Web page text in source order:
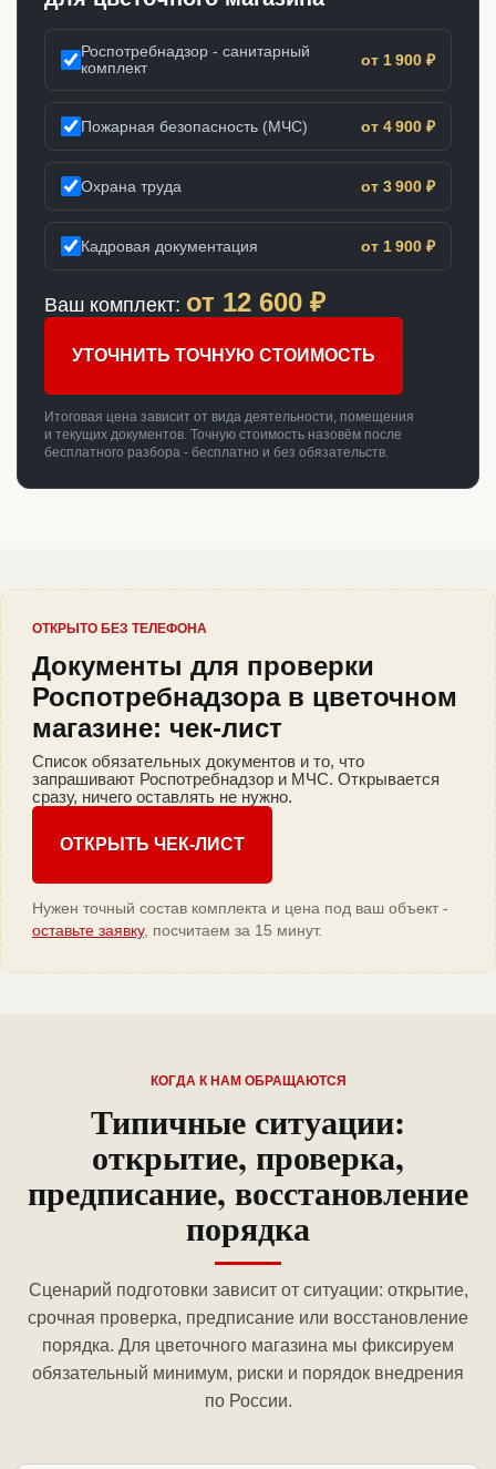
Роспотребнадзор - санитарный
комплект
от 1 900 ₽
Пожарная безопасность (МЧС) от 4 900 ₽
Охрана труда от 3 900 ₽
Кадровая документация от 1 900 ₽
Ваш комплект: от 12 600 ₽
УТОЧНИТЬ ТОЧНУЮ СТОИМОСТЬ
Итоговая цена зависит от вида деятельности, помещения
и текущих документов. Точную стоимость назовём после
бесплатного разбора - бесплатно и без обязательств.
ОТКРЫТО БЕЗ ТЕЛЕФОНА
Документы для проверки
Роспотребнадзора в цветочном
магазине: чек-лист
Список обязательных документов и то, что
запрашивают Роспотребнадзор и МЧС. Открывается
сразу, ничего оставлять не нужно.
ОТКРЫТЬ ЧЕК-ЛИСТ
Нужен точный состав комплекта и цена под ваш объект -
оставьте заявку, посчитаем за 15 минут.
КОГДА К НАМ ОБРАЩАЮТСЯ
Типичные ситуации:
открытие, проверка,
предписание, восстановление
порядка
Сценарий подготовки зависит от ситуации: открытие,
срочная проверка, предписание или восстановление
порядка. Для цветочного магазина мы фиксируем
обязательный минимум, риски и порядок внедрения
по России.